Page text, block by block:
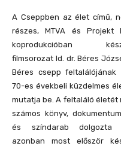
A Cseppben az élet című,
részes, MTVA és Projekt
koprodukcióban
filmsorozat Id. dr. Béres
Béres csepp feltalálójának
70-es évekbeli küzdelmes
mutatja be. A feltaláló életét
számos könyv,
és színdarab dolgozta
azonban most először